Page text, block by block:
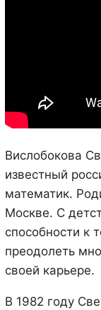
Вислобокова
известный
математик.
Москве. С
способности к
преодолеть
своей карьере.
В 1982 году